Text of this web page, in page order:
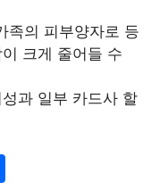
족의 피부양자로 등
크게 줄어들 수
과 일부 카드사 할